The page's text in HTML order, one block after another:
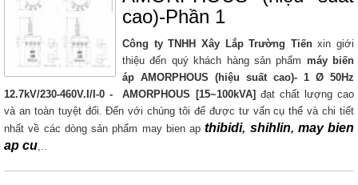
cao)-Phần 1
Công ty TNHH Xây Lắp Trường Tiếnxin giới
thiệu đến quý khách hàng sản phẩm máy biến
áp AMORPHOUS (hiệu suất cao)- 1 Ø 50Hz
12.7kV/230-460V.I/I-0 - AMORPHOUS​ [15~100kVA] đạt chất lượng cao
và an toàn tuyệt đối. Đến với chúng tôi để được tư vấn cụ thể và chi tiết
nhất về các dòng sản phẩm may bien apthibidi, shihlin, may bien
ap cu